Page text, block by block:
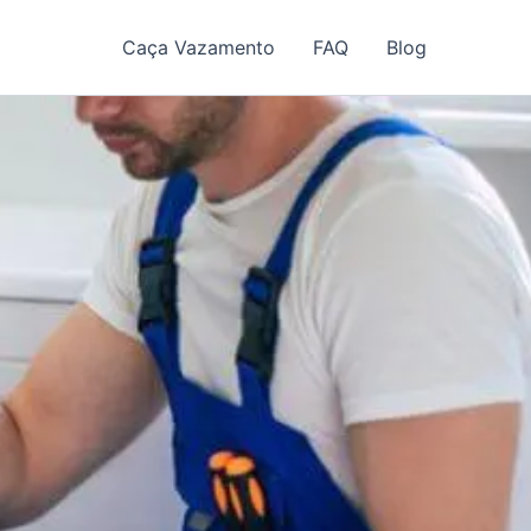
Caça Vazamento FAQ Blog